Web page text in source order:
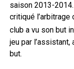
saison 2013-
critiqué l’arbitrage
club a vu son but
jeu par
but.